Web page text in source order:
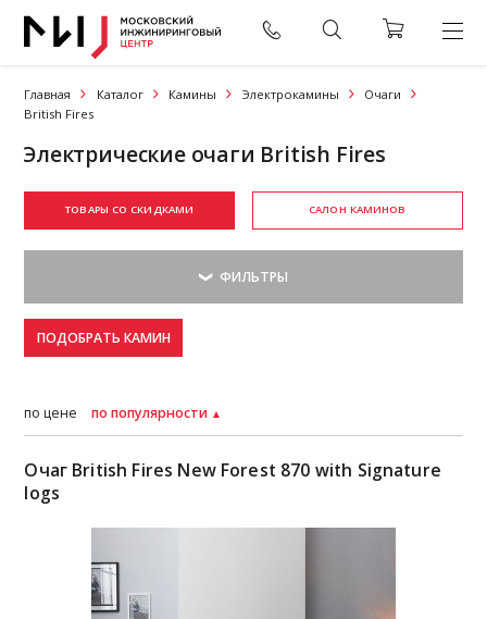
Главная Каталог Камины Электрокамины
Очаги
British Fires
Электрические очаги British Fires
ТОВАРЫ СО СКИДКАМИ САЛОН КАМИНОВ
ПОДОБРАТЬ КАМИН
по цене по популярности
Очаг British Fires New Forest 870 with Signature
logs